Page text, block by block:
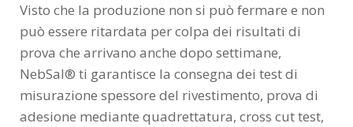
Visto che la produzione non si può fermare e non
può essere ritardata per colpa dei risultati di
prova che arrivano anche dopo settimane,
NebSal® ti garantisce la consegna dei test di
misurazione spessore del rivestimento, prova di
adesione mediante quadrettatura, cross cut test,